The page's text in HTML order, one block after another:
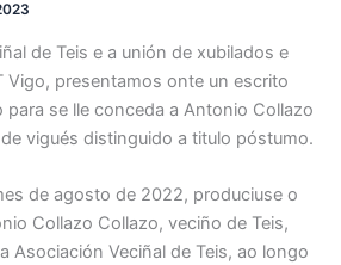
de Teis e a unión de xubilados e
Vigo, presentamos onte un escrito
se lle conceda a Antonio Collazo
vigués distinguido a titulo póstumo.
de agosto de 2022, produciuse o
Collazo Collazo, veciño de Teis,
Asociación Veciñal de Teis, ao longo